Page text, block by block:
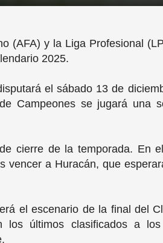
(AFA) y la Liga Profesional
2025.
el sábado 13 de
Campeones se jugará una
cierre de la temporada. En
vencer a Huracán, que
el escenario de la final del
los últimos clasificados a